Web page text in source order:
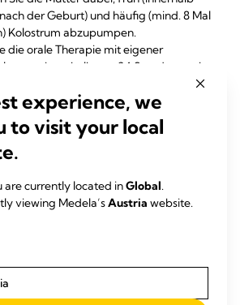
der Geburt) und häufig (mind. 8 Mal
Kolostrum abzupumpen.
die orale Therapie mit eigener
innerhalb von 24 Stunden nach
Sie die orale Therapie bis zum Beginn
alle 2–6 Stunden
für die orale Therapie frisch (max.
abgepumpte(s) Milch/Kolostrum der
Eltern in der Durchführung der oralen
Säugling an und leisten Sie ggf.
Sie die Durchführung der oralen
experience, we
to visit your local
are currently located inGlobal.
viewing Medela’sAustria website.